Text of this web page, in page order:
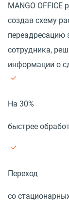
MANGO OFFICE
создав схему
переадресацию
сотрудника,
информации о
На 30%
быстрее
Переход
со